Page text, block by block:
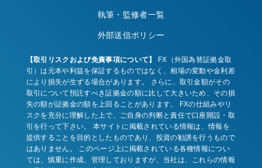
執筆・監修者一覧
外部送信ポリシー
【取引リスクおよび免責事項について】
FX（外国為替証拠金取
引）は元本や利益を保証するものではなく、相場の変動や金利差
により損失が生ずる場合があります。 さらに、取引金額がその
取引について預託すべき証拠金の額に比して大きいため、その損
失の額が証拠金の額を上回ることがあります。 FXの仕組みやリ
スクを充分に理解した上で、ご自身の判断と責任で口座開設・取
引を行って下さい。 本サイトに掲載されている情報は、情報を
提供することを目的としたものであり、投資の勧誘を行うもので
はありません。 このページ上に掲載されている各種情報につい
ては、慎重に作成、管理しておりますが、当社は、これらの情報